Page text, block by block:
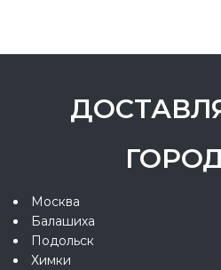
Москва
Балашиха
Подольск
Химки